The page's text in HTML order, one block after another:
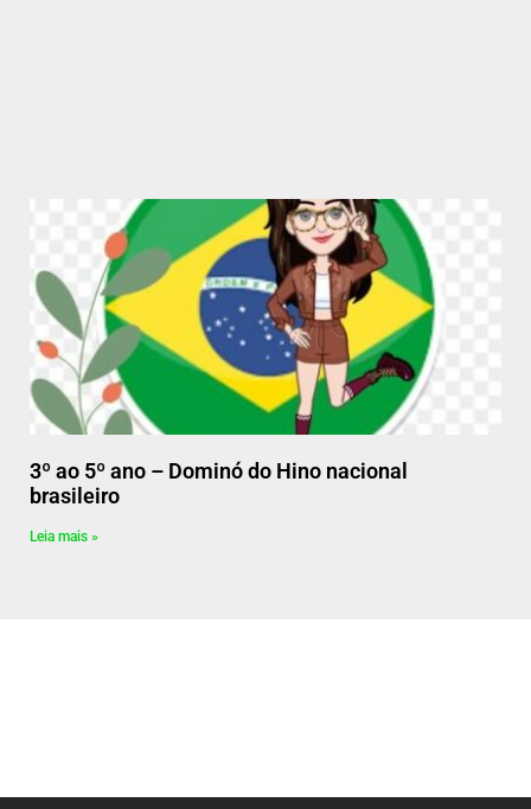
3º ao 5º ano – Dominó do Hino nacional
brasileiro
Leia mais »